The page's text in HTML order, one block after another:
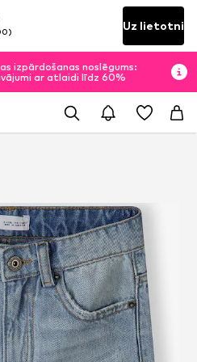
Uz lietotni
izpārdošanas noslēgums:
ar atlaidi līdz 60%